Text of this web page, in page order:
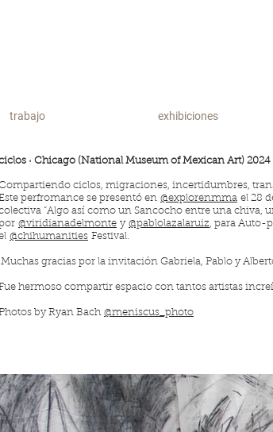
trabajo exhibiciones
· Chicago (National Museum of Mexican Art) 2024
ciclos, migraciones, incertidumbres,
perfromance se presentó en @explorenmma el 28
“Algo así como un Sancocho entre una chiva,
@viridianadelmonte y @pablolazalaruiz, para Auto-
@chihumanities Festival.
¡Muchas gracias por la invitación Gabriela, Pablo y
hermoso compartir espacio con tantos artistas
by Ryan Bach @meniscus_photo